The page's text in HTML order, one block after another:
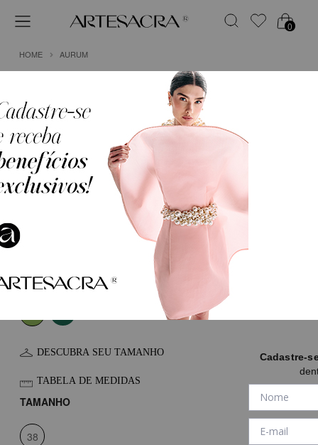
0
HOME AURUM
VESTIDO MIDI EM TAFETÁ DE UM OMBRO SÓ
COM BABADOS
em (Sem Juros)
COR
DESCUBRA SEU TAMANHO
TABELA DE MEDIDAS
TAMANHO
38
Cadastre-